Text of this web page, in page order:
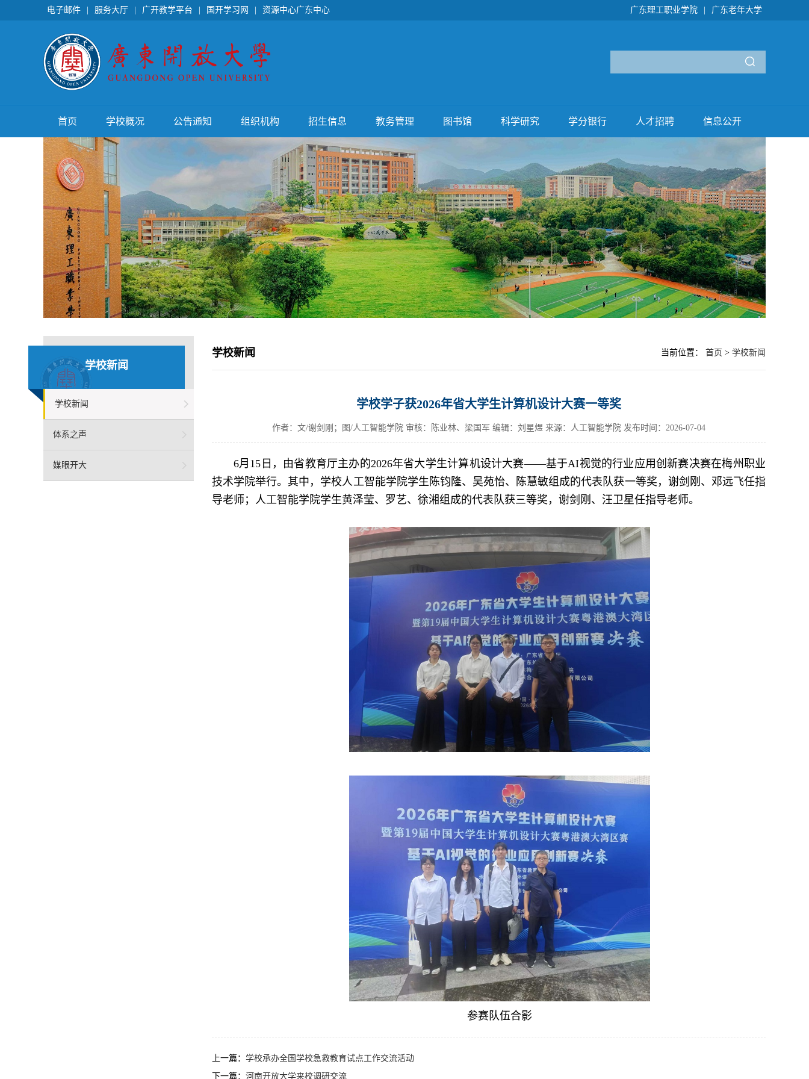
电子邮件 服务大厅 广开教学平台 国开学习网 资源中心广东中心 广东理工职业学院 广东老年大学
首页 学校概况 公告通知 组织机构 招生信息 教务管理 图书馆 科学研究 学分银行 人才招聘 信息公开
学校新闻
学校新闻
体系之声
媒眼开大
学校新闻 当前位置： 首页 > 学校新闻
学校学子获2026年省大学生计算机设计大赛一等奖
作者：文/谢剑刚；图/人工智能学院 审核：陈业林、梁国军 编辑：刘星煜 来源：人工智能学院 发布时间：2026-07-04
6月15日，由省教育厅主办的2026年省大学生计算机设计大赛——基于AI视觉的行业应用创新赛决赛在梅州职业
技术学院举行。其中，学校人工智能学院学生陈钧隆、吴苑怡、陈慧敏组成的代表队获一等奖，谢剑刚、邓远飞任指
导老师；人工智能学院学生黄泽莹、罗艺、徐湘组成的代表队获三等奖，谢剑刚、汪卫星任指导老师。
参赛队伍合影
上一篇： 学校承办全国学校急救教育试点工作交流活动
下一篇： 河南开放大学来校调研交流